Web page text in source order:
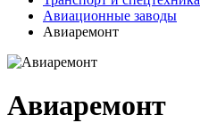
Авиационные заводы
Авиаремонт
Авиаремонт